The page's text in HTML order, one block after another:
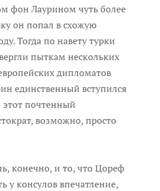
фон Лаурином чуть более
он попал в схожую
Тогда по навету турки
пыткам нескольких
дипломатов
единственный вступился
этот почтенный
возможно, просто
конечно, и то, что Цореф
у консулов впечатление,